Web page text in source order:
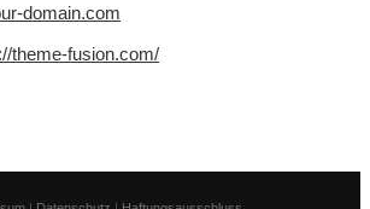
domain.com
theme-fusion.com/